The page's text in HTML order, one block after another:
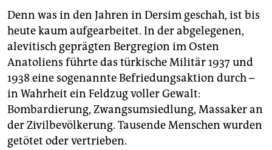
Denn was in den Jahren in Dersim geschah, ist bis
heute kaum aufgearbeitet. In der abgelegenen,
alevitisch geprägten Bergregion im Osten
Anatoliens führte das türkische Militär 1937 und
1938 eine sogenannte Befriedungsaktion durch –
in Wahrheit ein Feldzug voller Gewalt:
Bombardierung, Zwangsumsiedlung, Massaker an
der Zivilbevölkerung. Tausende Menschen wurden
getötet oder vertrieben.